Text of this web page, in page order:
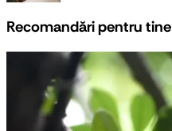
Recomandări pentru tine